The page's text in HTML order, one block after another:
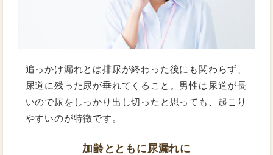
追っかけ漏れとは排尿が終わった後にも関わらず、
尿道に残った尿が垂れてくること。男性は尿道が長
いので尿をしっかり出し切ったと思っても、起こり
やすいのが特徴です。
加齢とともに尿漏れに